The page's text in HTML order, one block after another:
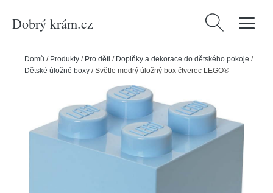
Dobrý krám.cz Vyhledávání
Domů / Produkty / Pro děti / Doplňky a dekorace do dětského pokoje /
Dětské úložné boxy /Světle modrý úložný box čtverec LEGO®